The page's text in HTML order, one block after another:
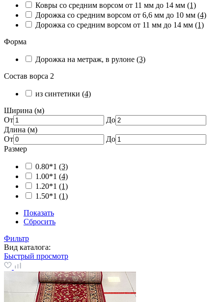
Ковры со средним ворсом от 11 мм до 14 мм (1)
Дорожка со средним ворсом от 6,6 мм до 10 мм (4)
Дорожка со средним ворсом от 11 мм до 14 мм (1)
Форма
Дорожка на метраж, в рулоне (3)
Состав ворса 2
из синтетики (4)
Ширина (м)
От
До
Длина (м)
От
До
Размер
0.80*1 (3)
1.00*1 (4)
1.20*1 (1)
1.50*1 (1)
Показать
Сбросить
Фильтр
Вид каталога:
Быстрый просмотр